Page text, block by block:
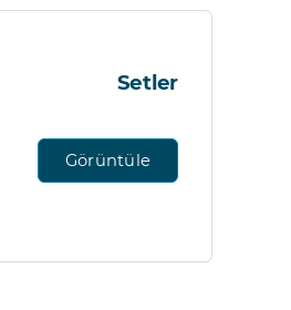
Setler
Görüntüle